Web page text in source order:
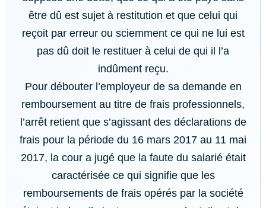
être dû est sujet à restitution et que celui qui
reçoit par erreur ou sciemment ce qui ne lui est
pas dû doit le restituer à celui de qui il l’a
indûment reçu.
Pour débouter l’employeur de sa demande en
remboursement au titre de frais professionnels,
l’arrêt retient que s’agissant des déclarations de
frais pour la période du 16 mars 2017 au 11 mai
2017, la cour a jugé que la faute du salarié était
caractérisée ce qui signifie que les
remboursements de frais opérés par la société